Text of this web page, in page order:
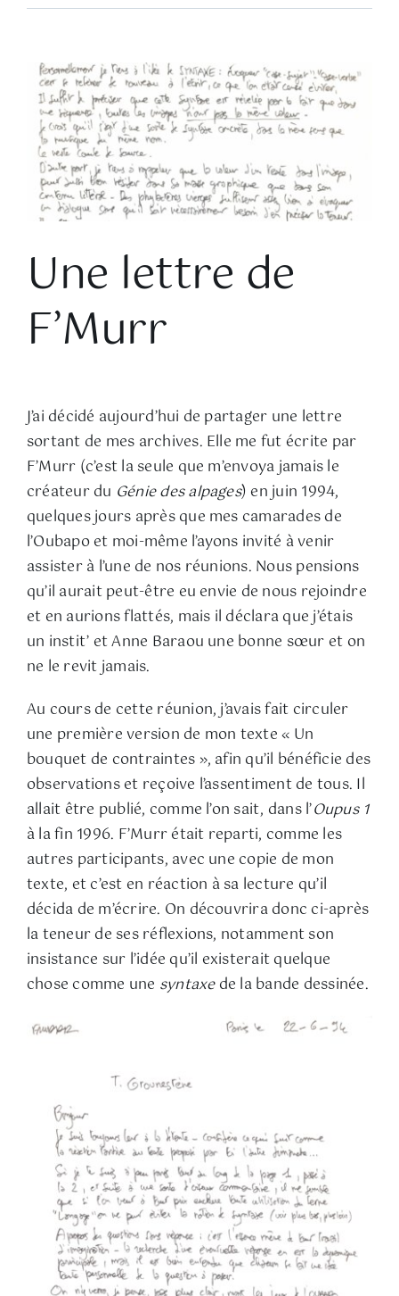
Voir
l'image
agrandie
Une lettre de
F’Murr
J’ai décidé aujourd’hui de partager une lettre
sortant de mes archives. Elle me fut écrite par
F’Murr (c’est la seule que m’envoya jamais le
créateur du Génie des alpages) en juin 1994,
quelques jours après que mes camarades de
l’Oubapo et moi-même l’ayons invité à venir
assister à l’une de nos réunions. Nous pensions
qu’il aurait peut-être eu envie de nous rejoindre
et en aurions flattés, mais il déclara que j’étais
un instit’ et Anne Baraou une bonne sœur et on
ne le revit jamais.
Au cours de cette réunion, j’avais fait circuler
une première version de mon texte « Un
bouquet de contraintes », afin qu’il bénéficie des
observations et reçoive l’assentiment de tous. Il
allait être publié, comme l’on sait, dans l’Oupus 1
à la fin 1996. F’Murr était reparti, comme les
autres participants, avec une copie de mon
texte, et c’est en réaction à sa lecture qu’il
décida de m’écrire. On découvrira donc ci-après
la teneur de ses réflexions, notamment son
insistance sur l’idée qu’il existerait quelque
chose comme une syntaxede la bande dessinée.